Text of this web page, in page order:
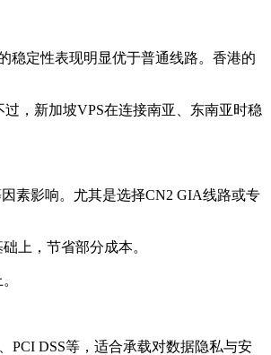
定性表现明显优于普通线路。香港的
，新加坡VPS在连接南亚、东南亚时稳
素影响。尤其是选择CN2 GIA线路或专
上，节省部分成本。
DSS等，适合承载对数据隐私与安